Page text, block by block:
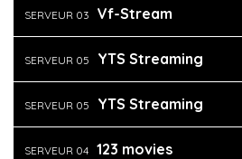
SERVEUR 03 Vf-Stream
SERVEUR 05 YTS Streaming
SERVEUR 05 YTS Streaming
SERVEUR 04 123 movies